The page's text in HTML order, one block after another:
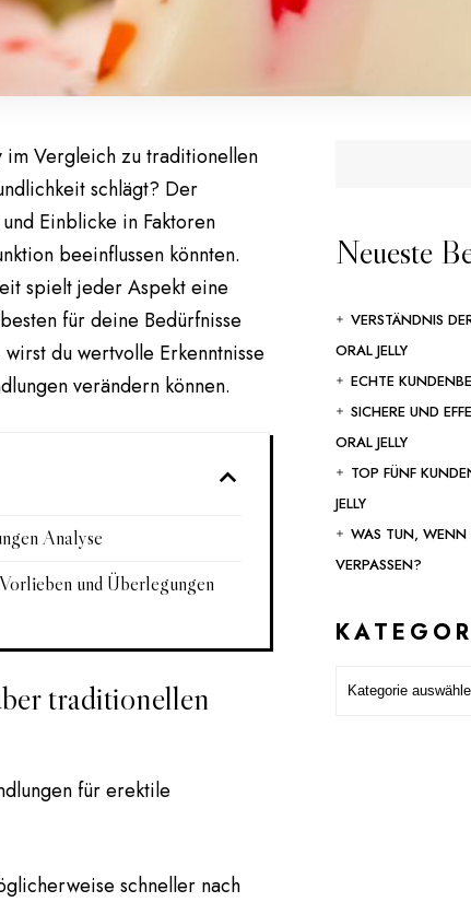
im Vergleich zu traditionellen
schlägt? Der
Einblicke in Faktoren
beeinflussen könnten.
spielt jeder Aspekt eine
für deine Bedürfnisse
du wertvolle Erkenntnisse
verändern können.
Analyse
und Überlegungen
traditionellen
für erektile
schneller nach
Neueste
VERSTÄNDNIS
ORAL JELLY
ECHTE
SICHERE UND
ORAL JELLY
TOP FÜNF
JELLY
WAS TUN, WENN
VERPASSEN?